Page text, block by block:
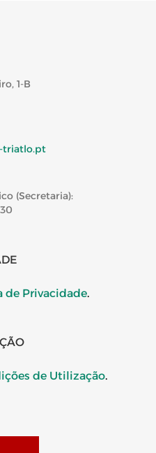
1-B
triatlo.pt
(Secretaria):
de Privacidade.
de Utilização.